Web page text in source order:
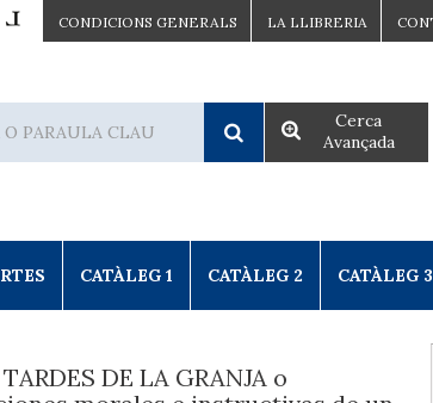
LA LLIBRERIA
CONDICIONS GENERALS
Cerca
Avançada
CATÀLEG 1 CATÀLEG 2 CATÀLEG 3
DE LA GRANJA o